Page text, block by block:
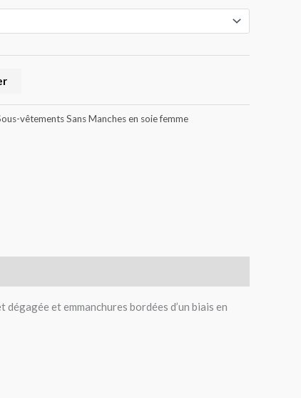
vêtements Sans Manches en soie femme
et emmanchures bordées d’un biais en